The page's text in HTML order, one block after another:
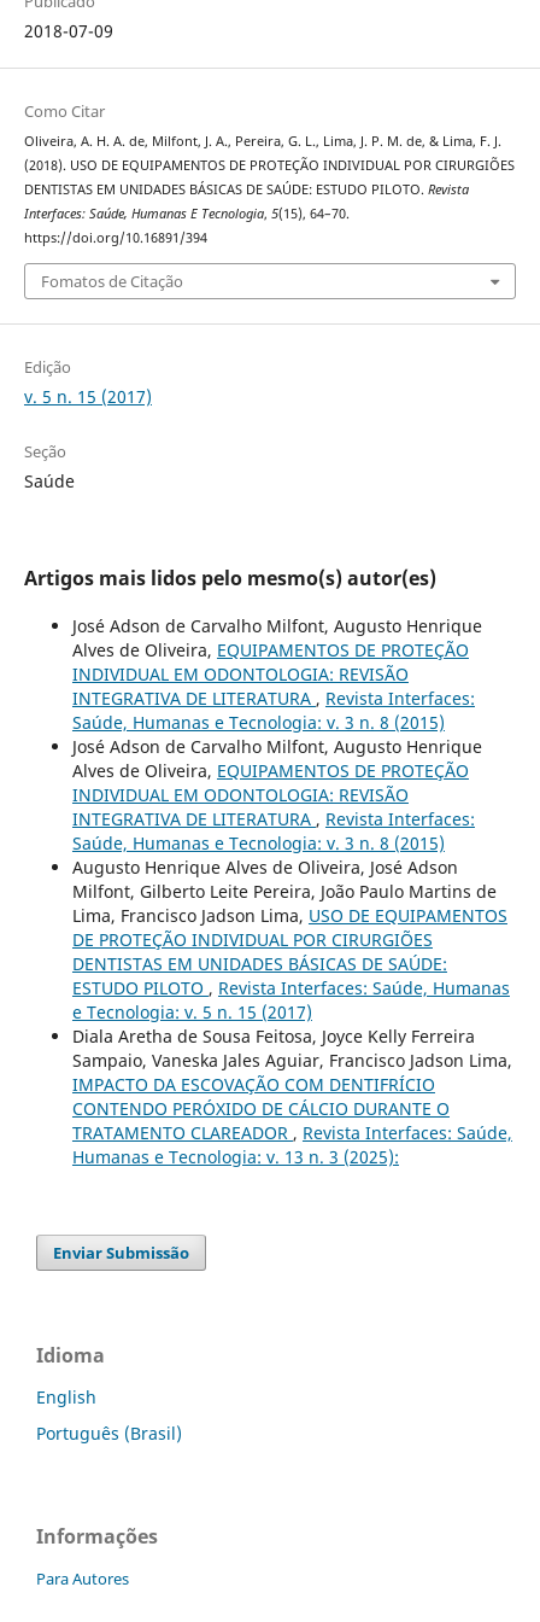
2018-07-09
Como Citar
Oliveira, A. H. A. de, Milfont, J. A., Pereira, G. L., Lima, J. P. M. de, & Lima, F. J.
(2018). USO DE EQUIPAMENTOS DE PROTEÇÃO INDIVIDUAL POR CIRURGIÕES
DENTISTAS EM UNIDADES BÁSICAS DE SAÚDE: ESTUDO PILOTO. Revista
Interfaces: Saúde, Humanas E Tecnologia, 5(15), 64–70.
https://doi.org/10.16891/394
Fomatos de Citação
Edição
v. 5 n. 15 (2017)
Seção
Saúde
Artigos mais lidos pelo mesmo(s) autor(es)
José Adson de Carvalho Milfont, Augusto Henrique
Alves de Oliveira, EQUIPAMENTOS DE PROTEÇÃO
INDIVIDUAL EM ODONTOLOGIA: REVISÃO
INTEGRATIVA DE LITERATURA , Revista Interfaces:
Saúde, Humanas e Tecnologia: v. 3 n. 8 (2015)
José Adson de Carvalho Milfont, Augusto Henrique
Alves de Oliveira, EQUIPAMENTOS DE PROTEÇÃO
INDIVIDUAL EM ODONTOLOGIA: REVISÃO
INTEGRATIVA DE LITERATURA , Revista Interfaces:
Saúde, Humanas e Tecnologia: v. 3 n. 8 (2015)
Augusto Henrique Alves de Oliveira, José Adson
Milfont, Gilberto Leite Pereira, João Paulo Martins de
Lima, Francisco Jadson Lima, USO DE EQUIPAMENTOS
DE PROTEÇÃO INDIVIDUAL POR CIRURGIÕES
DENTISTAS EM UNIDADES BÁSICAS DE SAÚDE:
ESTUDO PILOTO , Revista Interfaces: Saúde, Humanas
e Tecnologia: v. 5 n. 15 (2017)
Diala Aretha de Sousa Feitosa, Joyce Kelly Ferreira
Sampaio, Vaneska Jales Aguiar, Francisco Jadson Lima,
IMPACTO DA ESCOVAÇÃO COM DENTIFRÍCIO
CONTENDO PERÓXIDO DE CÁLCIO DURANTE O
TRATAMENTO CLAREADOR , Revista Interfaces: Saúde,
Humanas e Tecnologia: v. 13 n. 3 (2025):
Enviar Submissão
Idioma
English
Português (Brasil)
Informações
Para Autores